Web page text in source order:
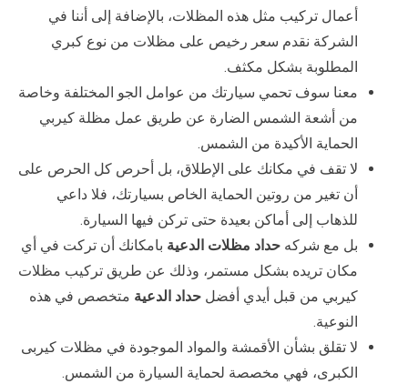
أعمال تركيب مثل هذه المظلات، بالإضافة إلى أننا في
الشركة نقدم سعر رخيص على مظلات من نوع كبري
المطلوبة بشكل مكثف.
معنا سوف تحمي سيارتك من عوامل الجو المختلفة وخاصة
من أشعة الشمس الضارة عن طريق عمل مظلة كيربي
الحماية الأكيدة من الشمس.
لا تقف في مكانك على الإطلاق، بل أحرص كل الحرص على
أن تغير من روتين الحماية الخاص بسيارتك، فلا داعي
للذهاب إلى أماكن بعيدة حتى تركن فيها السيارة.
بل مع شركه حداد مظلات الدعية بامكانك أن تركت في أي
مكان تريده بشكل مستمر، وذلك عن طريق تركيب مظلات
كيربي من قبل أيدي أفضل حداد الدعية متخصص في هذه
النوعية.
لا تقلق بشأن الأقمشة والمواد الموجودة في مظلات كيربى
الكبرى، فهي مخصصة لحماية السيارة من الشمس.